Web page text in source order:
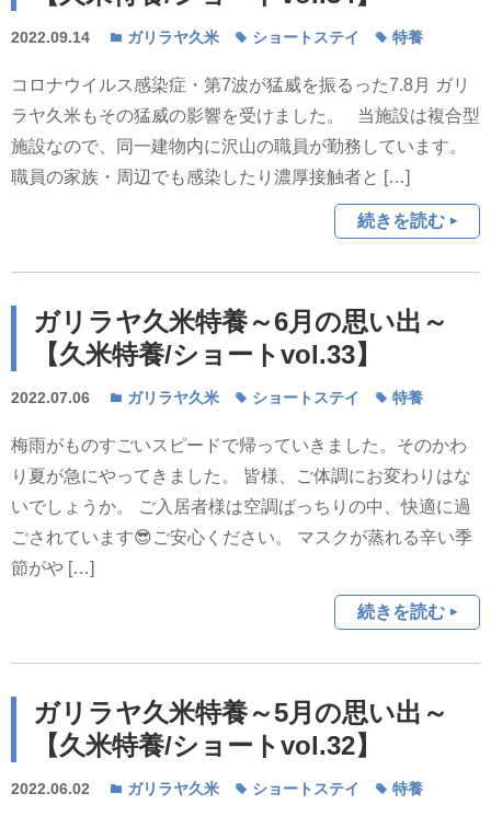
2022.09.14 ガリラヤ久米 ショートステイ 特養
コロナウイルス感染症・第7波が猛威を振るった7.8月 ガリ
ラヤ久米もその猛威の影響を受けました。 当施設は複合型
施設なので、同一建物内に沢山の職員が勤務しています。
職員の家族・周辺でも感染したり濃厚接触者と […]
続きを読む
ガリラヤ久米特養～6月の思い出～
【久米特養/ショートvol.33】
2022.07.06 ガリラヤ久米 ショートステイ 特養
梅雨がものすごいスピードで帰っていきました。そのかわ
り夏が急にやってきました。 皆様、ご体調にお変わりはな
いでしょうか。 ご入居者様は空調ばっちりの中、快適に過
ごされています😎ご安心ください。 マスクが蒸れる辛い季
節がや […]
続きを読む
ガリラヤ久米特養～5月の思い出～
【久米特養/ショートvol.32】
2022.06.02 ガリラヤ久米 ショートステイ 特養